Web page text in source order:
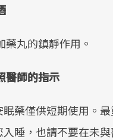
藥丸的鎮靜作用。
醫師的指示
藥僅供短期使用。
睡，也請不要在未